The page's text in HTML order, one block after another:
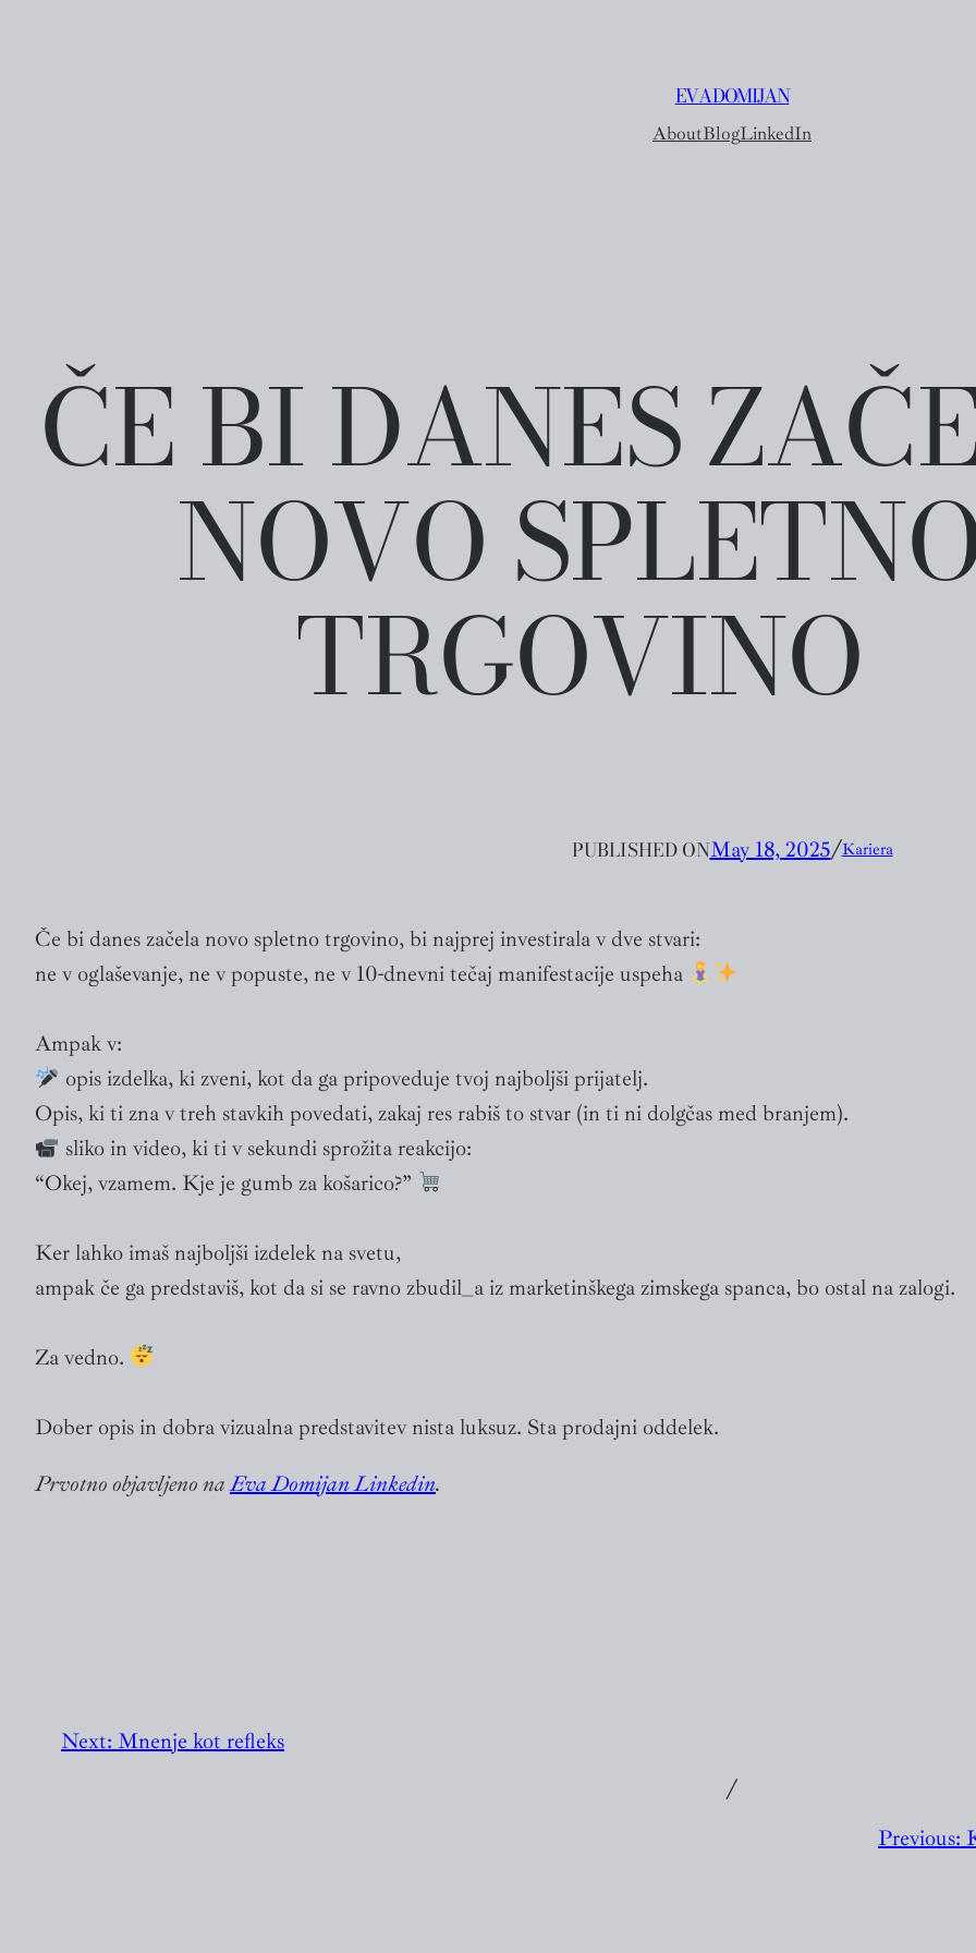
EVA DOMIJAN
AboutBlogLinkedIn
ČE BI DANES
NOVO
TRGOVINO
PUBLISHED ONMay 18, 2025╱Kariera
Če bi danes začela novo spletno trgovino, bi najprej investirala v dve stvari:
ne v oglaševanje, ne v popuste, ne v 10-dnevni tečaj manifestacije uspeha
Ampak v:
opis izdelka, ki zveni, kot da ga pripoveduje tvoj najboljši prijatelj.
Opis, ki ti zna v treh stavkih povedati, zakaj res rabiš to stvar (in ti ni dolgčas med branjem).
sliko in video, ki ti v sekundi sprožita reakcijo:
“Okej, vzamem. Kje je gumb za košarico?”
Ker lahko imaš najboljši izdelek na svetu,
ampak če ga predstaviš, kot da si se ravno zbudil_a iz marketinškega zimskega spanca, bo ostal na zalogi.
Za vedno.
Dober opis in dobra vizualna predstavitev nista luksuz. Sta prodajni oddelek.
Prvotno objavljeno naEva Domijan Linkedin.
Next: Mnenje kot refleks
╱
Previous: